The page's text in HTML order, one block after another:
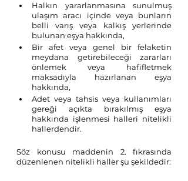
Halkın yararlanmasına sunulmuş
ulaşım aracı içinde veya bunların
belli varış veya kalkış yerlerinde
bulunan eşya hakkında,
Bir afet veya genel bir felaketin
meydana getirebileceği zararları
önlemek veya hafifletmek
maksadıyla hazırlanan eşya
hakkında,
Adet veya tahsis veya kullanımları
gereği açıkta bırakılmış eşya
hakkında işlenmesi halleri nitelikli
hallerdendir.
Söz konusu maddenin 2. fıkrasında
düzenlenen nitelikli haller şu şekildedir: